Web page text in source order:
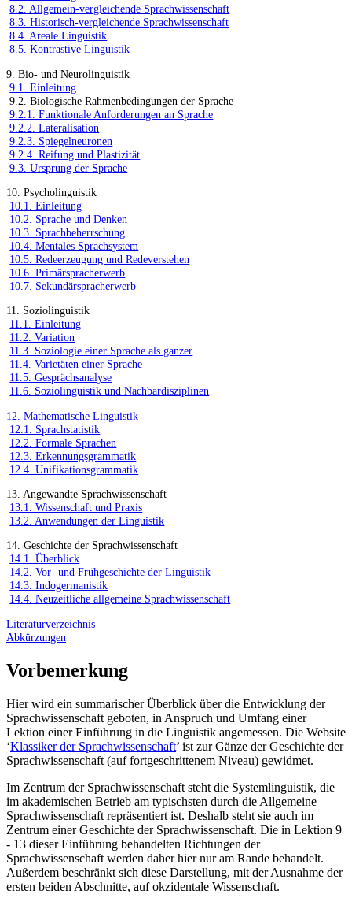
8.2. Allgemein-vergleichende Sprachwissenschaft
8.3. Historisch-vergleichende Sprachwissenschaft
8.4. Areale Linguistik
8.5. Kontrastive Linguistik
9. Bio- und Neurolinguistik
9.1. Einleitung
9.2. Biologische Rahmenbedingungen der Sprache
9.2.1. Funktionale Anforderungen an Sprache
9.2.2. Lateralisation
9.2.3. Spiegelneuronen
9.2.4. Reifung und Plastizität
9.3. Ursprung der Sprache
10. Psycholinguistik
10.1. Einleitung
10.2. Sprache und Denken
10.3. Sprachbeherrschung
10.4. Mentales Sprachsystem
10.5. Redeerzeugung und Redeverstehen
10.6. Primärspracherwerb
10.7. Sekundärspracherwerb
11. Soziolinguistik
11.1. Einleitung
11.2. Variation
11.3. Soziologie einer Sprache als ganzer
11.4. Varietäten einer Sprache
11.5. Gesprächsanalyse
11.6. Soziolinguistik und Nachbardisziplinen
12. Mathematische Linguistik
12.1. Sprachstatistik
12.2. Formale Sprachen
12.3. Erkennungsgrammatik
12.4. Unifikationsgrammatik
13. Angewandte Sprachwissenschaft
13.1. Wissenschaft und Praxis
13.2. Anwendungen der Linguistik
14. Geschichte der Sprachwissenschaft
14.1. Überblick
14.2. Vor- und Frühgeschichte der Linguistik
14.3. Indogermanistik
14.4. Neuzeitliche allgemeine Sprachwissenschaft
Literaturverzeichnis
Abkürzungen
Vorbemerkung
Hier wird ein summarischer Überblick über die Entwicklung der
Sprachwissenschaft geboten, in Anspruch und Umfang einer
Lektion einer Einführung in die Linguistik angemessen. Die Website
‘Klassiker der Sprachwissenschaft’ ist zur Gänze der Geschichte der
Sprachwissenschaft (auf fortgeschrittenem Niveau) gewidmet.
Im Zentrum der Sprachwissenschaft steht die Systemlinguistik, die
im akademischen Betrieb am typischsten durch die Allgemeine
Sprachwissenschaft repräsentiert ist. Deshalb steht sie auch im
Zentrum einer Geschichte der Sprachwissenschaft. Die in Lektion 9
- 13 dieser Einführung behandelten Richtungen der
Sprachwissenschaft werden daher hier nur am Rande behandelt.
Außerdem beschränkt sich diese Darstellung, mit der Ausnahme der
ersten beiden Abschnitte, aufokzidentale Wissenschaft.